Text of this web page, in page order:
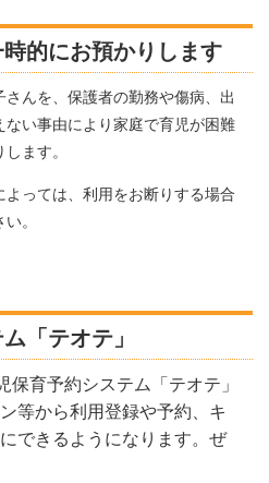
的にお預かりします
んを、保護者の勤務や傷病、出
い事由により家庭で育児が困難
ます。
っては、利用をお断りする場合
。
「テオテ」
育予約システム「テオテ」
等から利用登録や予約、キ
できるようになります。ぜ